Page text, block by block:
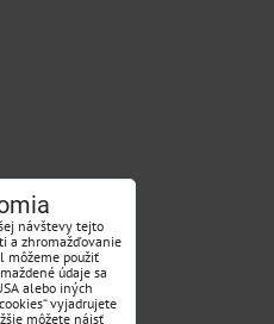
návštevy tejto
a zhromažďovanie
môžeme použiť
údaje sa
alebo iných
vyjadrujete
môžete nájsť